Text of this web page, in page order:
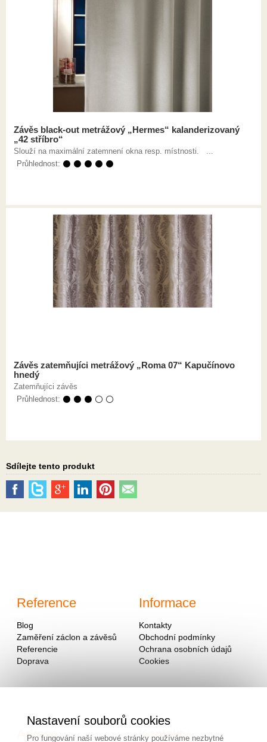
Závěs black-out metrážový „Hermes“ kalanderizovaný
„42 stříbro“
Slouží na maximální zatemnení okna resp. místnosti. ...
Průhlednost: ⚫ ⚫ ⚫ ⚫ ⚫
Závěs zatemňujíci metrážový „Roma 07“ Kapučínovo
hnedý
Zatemňujíci závěs
Průhlednost: ⚫ ⚫ ⚫ ⚪ ⚪
Sdílejte tento produkt
Reference
Blog
Zaměření záclon a závěsů
Referencie
Doprava
Informace
Kontakty
Obchodní podmínky
Ochrana osobních údajů
Cookies
Adresa Kontakty
Nastavení souborů cookies
Pro fungování naší webové stránky používáme nezbytné